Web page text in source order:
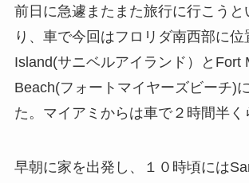
前日に急遽またまた旅行に行こうと
り、車で今回はフロリダ南西部に位
Island(サニベルアイランド）とFort
Beach(フォートマイヤーズビーチ)
た。マイアミからは車で２時間半く
早朝に家を出発し、１０時頃には